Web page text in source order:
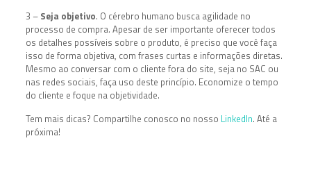
3 – Seja objetivo. O cérebro humano busca agilidade no
processo de compra. Apesar de ser importante oferecer todos
os detalhes possíveis sobre o produto, é preciso que você faça
isso de forma objetiva, com frases curtas e informações diretas.
Mesmo ao conversar com o cliente fora do site, seja no SAC ou
nas redes sociais, faça uso deste princípio. Economize o tempo
do cliente e foque na objetividade.
Tem mais dicas? Compartilhe conosco no nosso LinkedIn. Até a
próxima!